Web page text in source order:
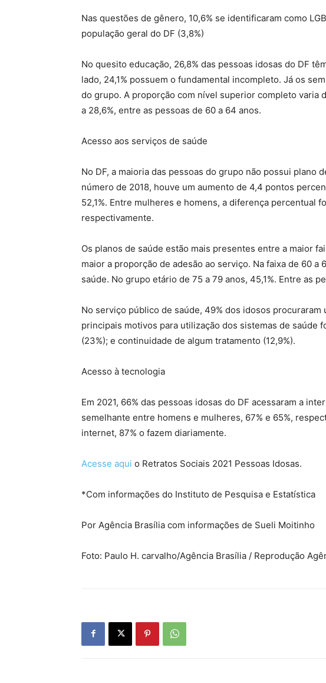
Nas questões de gênero, 10,6% se identificaram como
população geral do DF (3,8%)
No quesito educação, 26,8% das pessoas idosas do DF
lado, 24,1% possuem o fundamental incompleto. Já os
do grupo. A proporção com nível superior completo varia
a 28,6%, entre as pessoas de 60 a 64 anos.
Acesso aos serviços de saúde
No DF, a maioria das pessoas do grupo não possui plano
número de 2018, houve um aumento de 4,4 pontos
52,1%. Entre mulheres e homens, a diferença percentual
respectivamente.
Os planos de saúde estão mais presentes entre a maior
maior a proporção de adesão ao serviço. Na faixa de 60 a
saúde. No grupo etário de 75 a 79 anos, 45,1%. Entre as
No serviço público de saúde, 49% dos idosos procuraram
principais motivos para utilização dos sistemas de saúde
(23%); e continuidade de algum tratamento (12,9%).
Acesso à tecnologia
Em 2021, 66% das pessoas idosas do DF acessaram a
semelhante entre homens e mulheres, 67% e 65%,
internet, 87% o fazem diariamente.
Acesse aqui o Retratos Sociais 2021 Pessoas Idosas.
*Com informações do Instituto de Pesquisa e Estatística
Por Agência Brasília com informações de Sueli Moitinho
Foto: Paulo H. carvalho/Agência Brasília / Reprodução